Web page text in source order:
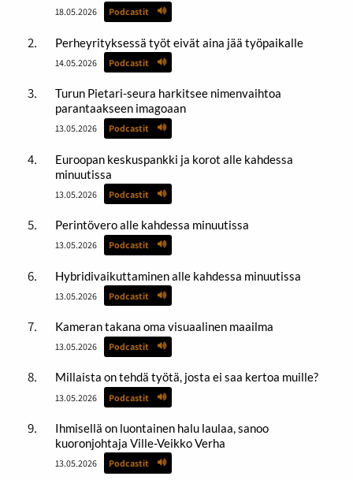
18.05.2026 Podcastit
Perheyrityksessä työt eivät aina jää työpaikalle
14.05.2026 Podcastit
Turun Pietari-seura harkitsee nimenvaihtoa
parantaakseen imagoaan
13.05.2026 Podcastit
Euroopan keskuspankki ja korot alle kahdessa
minuutissa
13.05.2026 Podcastit
Perintövero alle kahdessa minuutissa
13.05.2026 Podcastit
Hybridivaikuttaminen alle kahdessa minuutissa
13.05.2026 Podcastit
Kameran takana oma visuaalinen maailma
13.05.2026 Podcastit
Millaista on tehdä työtä, josta ei saa kertoa muille?
13.05.2026 Podcastit
Ihmisellä on luontainen halu laulaa, sanoo
kuoronjohtaja Ville-Veikko Verha
13.05.2026 Podcastit